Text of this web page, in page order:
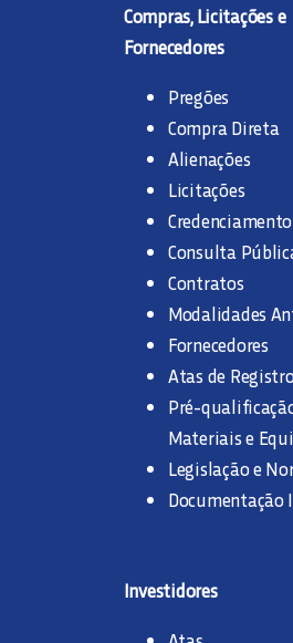
Compras, Licitações e
Fornecedores
Pregões
Compra Direta
Alienações
Licitações
Credenciamento
Consulta
Contratos
Modalidades
Fornecedores
Atas de
Pré-
Materiais e
Legislação e
Documentação
Investidores